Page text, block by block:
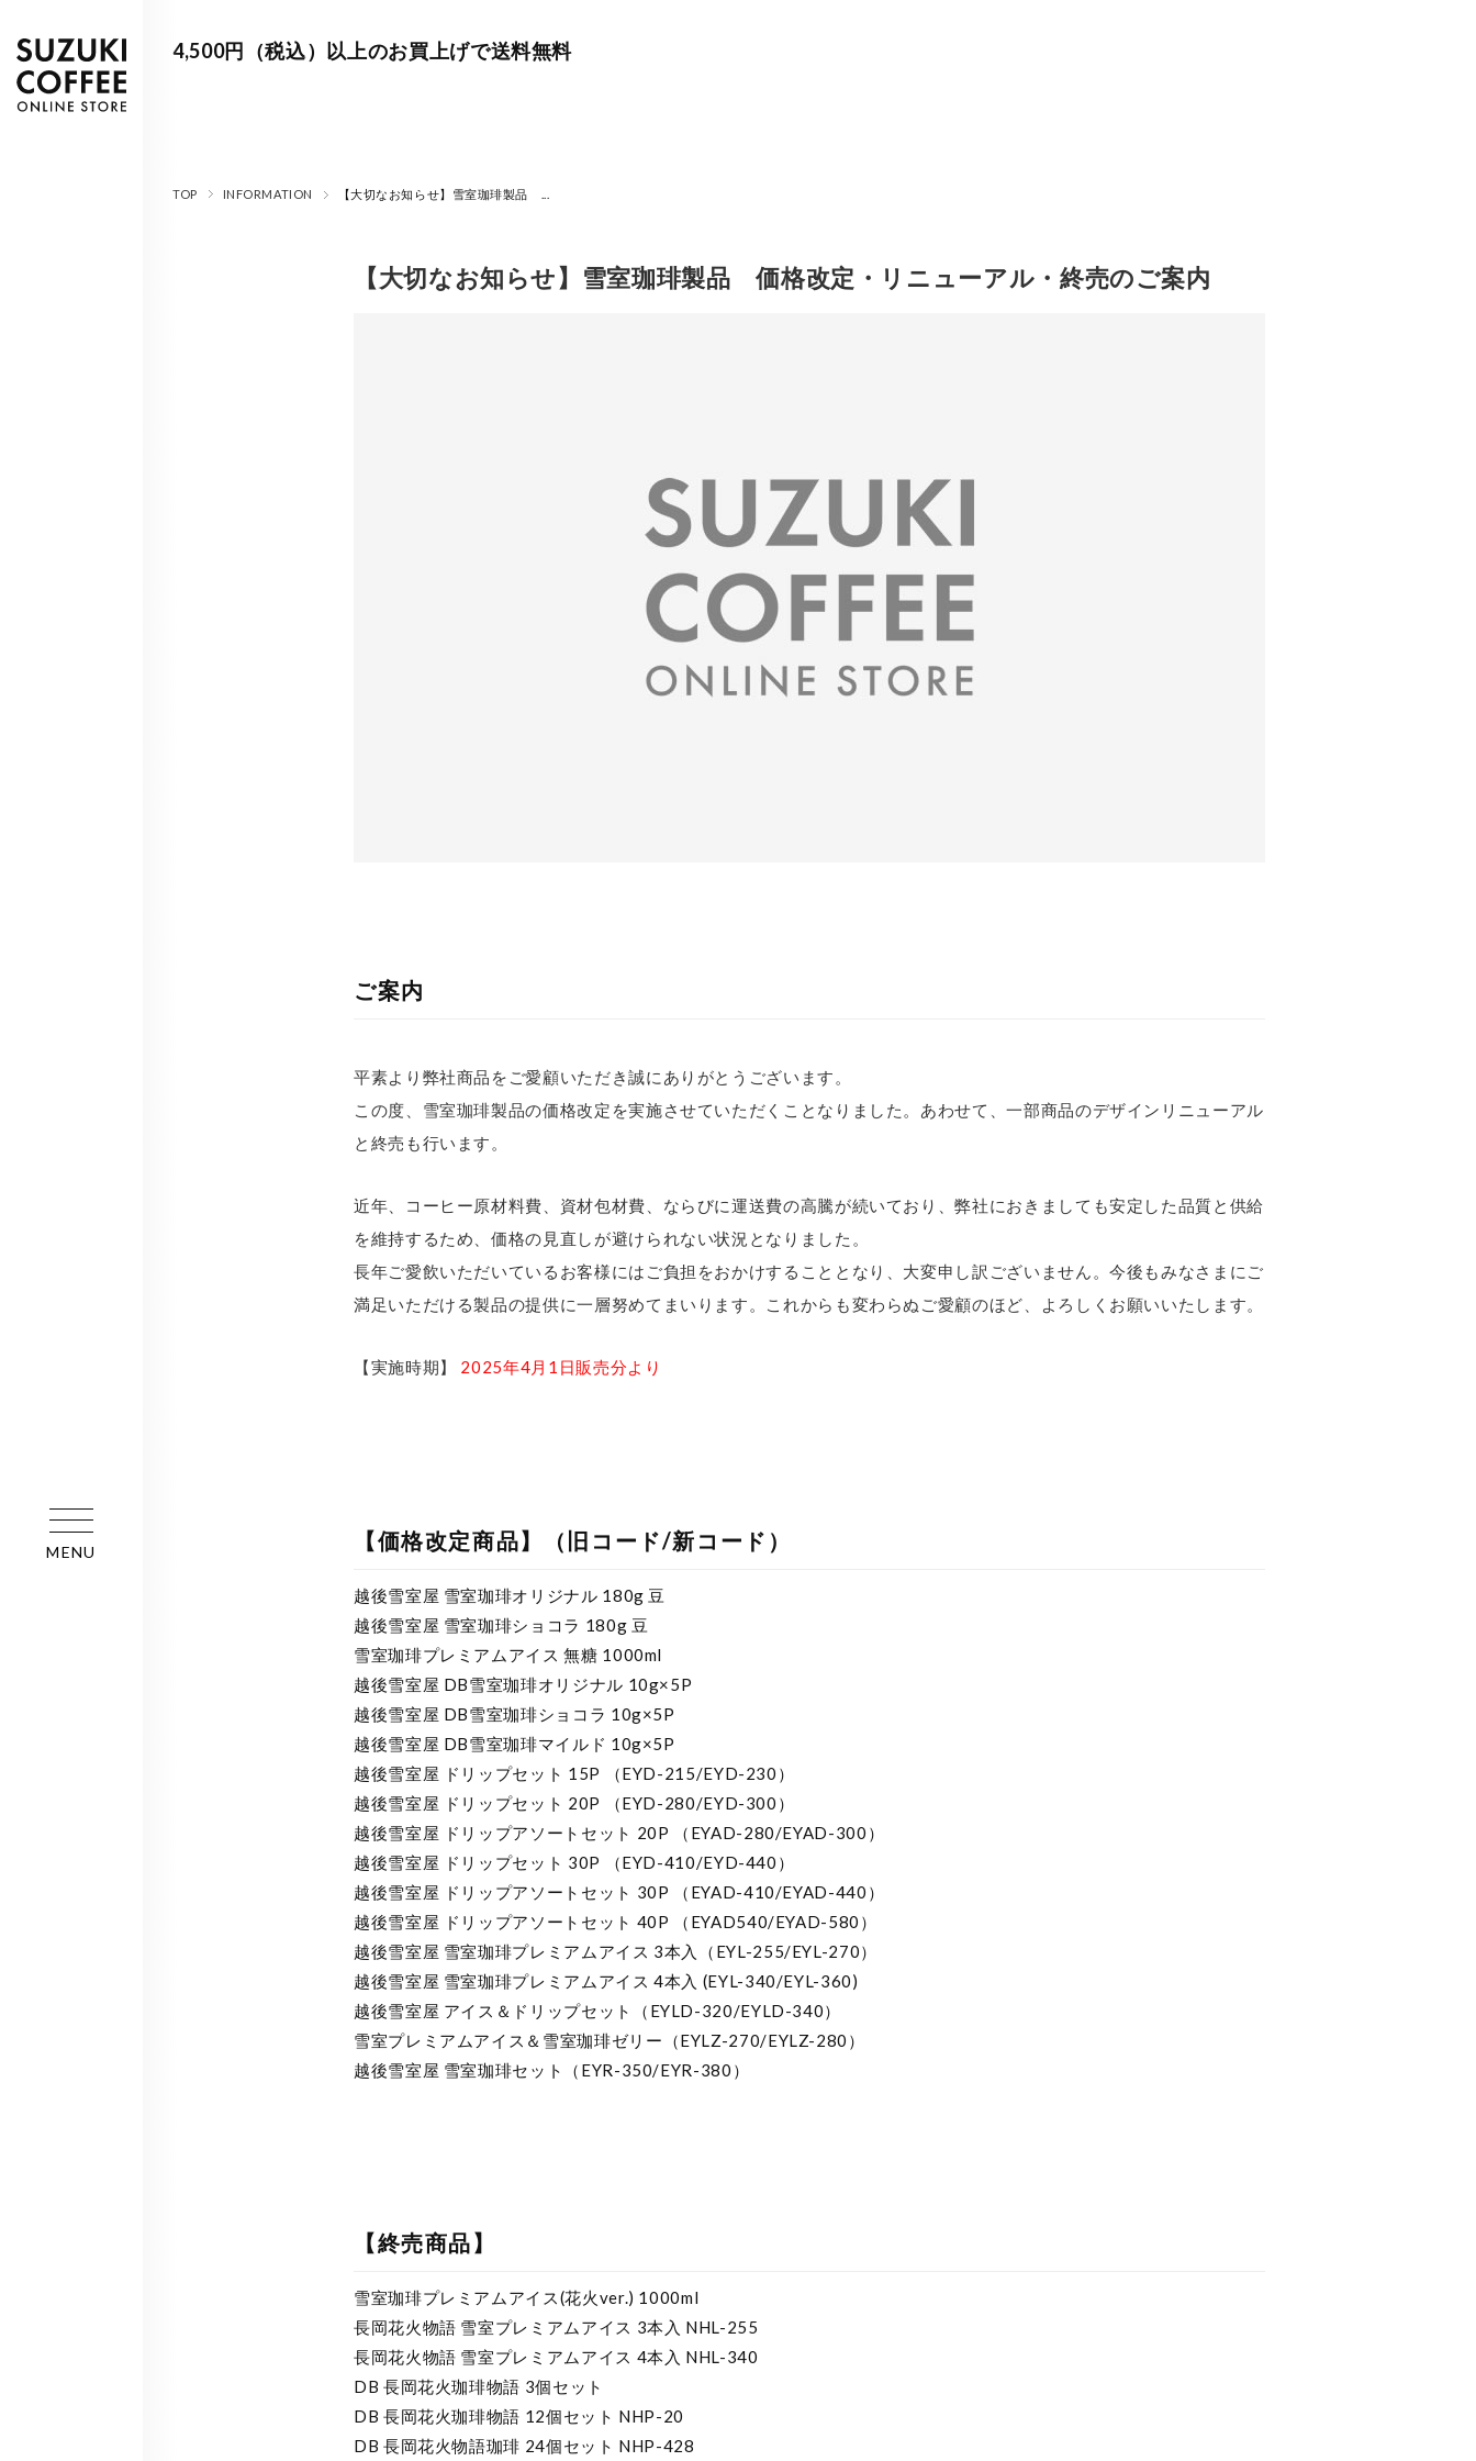
MENU
4,500円（税込）以上のお買上げで送料無料
TOP INFORMATION 【大切なお知らせ】雪室珈琲製品
【大切なお知らせ】雪室珈琲製品 価格改定・リニューアル・終売のご案内
ご案内
平素より弊社商品をご愛顧いただき誠にありがとうございます。
この度、雪室珈琲製品の価格改定を実施させていただくことなりました。あわせて、一部商品のデザインリニューアル
と終売も行います。
近年、コーヒー原材料費、資材包材費、ならびに運送費の高騰が続いており、弊社におきましても安定した品質と供給
を維持するため、価格の見直しが避けられない状況となりました。
長年ご愛飲いただいているお客様にはご負担をおかけすることとなり、大変申し訳ございません。今後もみなさまにご
満足いただける製品の提供に一層努めてまいります。これからも変わらぬご愛顧のほど、よろしくお願いいたします。
【実施時期】 2025年4月1日販売分より
【価格改定商品】（旧コード/新コード）
越後雪室屋 雪室珈琲オリジナル 180g 豆
越後雪室屋 雪室珈琲ショコラ 180g 豆
雪室珈琲プレミアムアイス 無糖 1000ml
越後雪室屋 DB雪室珈琲オリジナル 10g×5P
越後雪室屋 DB雪室珈琲ショコラ 10g×5P
越後雪室屋 DB雪室珈琲マイルド 10g×5P
越後雪室屋 ドリップセット 15P （EYD-215/EYD-230）
越後雪室屋 ドリップセット 20P （EYD-280/EYD-300）
越後雪室屋 ドリップアソートセット 20P （EYAD-280/EYAD-300）
越後雪室屋 ドリップセット 30P （EYD-410/EYD-440）
越後雪室屋 ドリップアソートセット 30P （EYAD-410/EYAD-440）
越後雪室屋 ドリップアソートセット 40P （EYAD540/EYAD-580）
越後雪室屋 雪室珈琲プレミアムアイス 3本入（EYL-255/EYL-270）
越後雪室屋 雪室珈琲プレミアムアイス 4本入 (EYL-340/EYL-360)
越後雪室屋 アイス＆ドリップセット（EYLD-320/EYLD-340）
雪室プレミアムアイス＆雪室珈琲ゼリー（EYLZ-270/EYLZ-280）
越後雪室屋 雪室珈琲セット（EYR-350/EYR-380）
【終売商品】
雪室珈琲プレミアムアイス(花火ver.) 1000ml
長岡花火物語 雪室プレミアムアイス 3本入 NHL-255
長岡花火物語 雪室プレミアムアイス 4本入 NHL-340
DB 長岡花火珈琲物語 3個セット
DB 長岡花火珈琲物語 12個セット NHP-20
DB 長岡花火物語珈琲 24個セット NHP-428